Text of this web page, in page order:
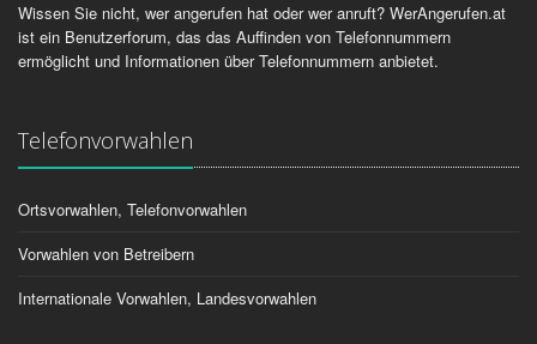
Wissen Sie nicht, wer angerufen hat oder wer anruft? WerAngerufen.at
ist ein Benutzerforum, das das Auffinden von Telefonnummern
ermöglicht und Informationen über Telefonnummern anbietet.
Telefonvorwahlen
Ortsvorwahlen, Telefonvorwahlen
Vorwahlen von Betreibern
Internationale Vorwahlen, Landesvorwahlen